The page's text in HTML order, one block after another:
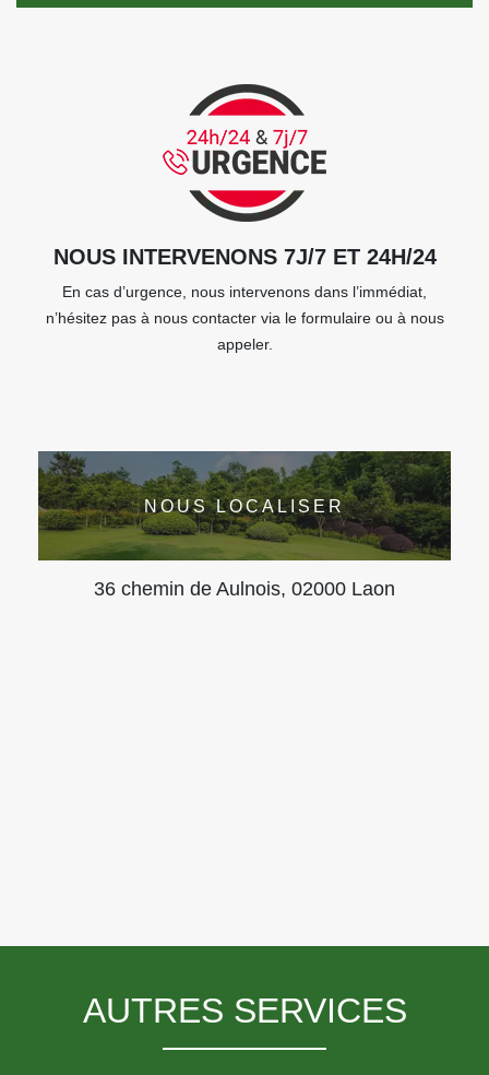
NOUS INTERVENONS 7J/7 ET 24H/24
En cas d’urgence, nous intervenons dans l’immédiat,
n’hésitez pas à nous contacter via le formulaire ou à nous
appeler.
NOUS LOCALISER
36 chemin de Aulnois, 02000 Laon
AUTRES SERVICES